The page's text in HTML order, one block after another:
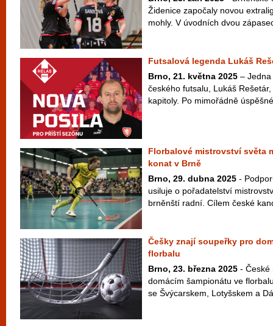
Židenice započaly novou
mohly. V úvodních dvou
Futsalová legenda Lukáš
Brno, 21. května 2025 –
českého futsalu, Lukáš
kapitoly. Po mimořádně
Florbalové mistrovství světa
konat v Brně
Brno, 29. dubna 2025 -
usiluje o pořadatelství
brněnští radní. Cílem české
Češky znají soupeřky pro
florbalu
Brno, 23. března 2025 - České
domácím šampionátu ve
se Švýcarskem, Lotyšskem a